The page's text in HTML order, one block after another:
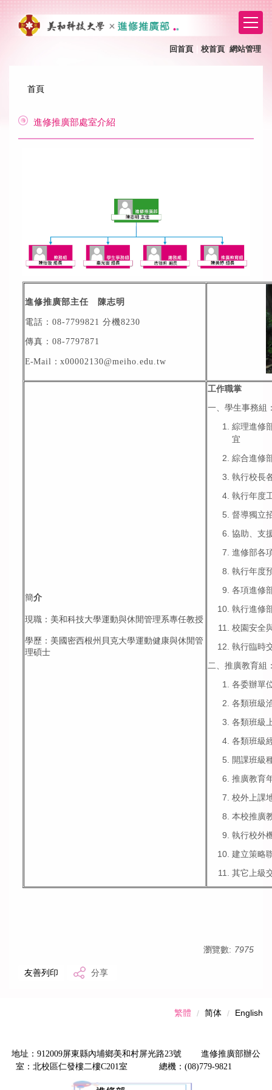
回首頁 校首頁 網站管理
首頁
進修推廣部處室介紹
進修推廣部主任 陳志明
電話： 08-7799821 分機8230
傳真： 08-7797871
E-Mail ： x00002130@meiho.edu.tw
簡介
現職：美和科技大學運動與休閒管理系專任教授
學歷： 美國密西根州貝克大學運動健康與休閒管
理碩士
工作職掌
一、學生事務組
綜理進修
宜
綜合進修
執行校長
執行年度
督導獨立
協助、支
進修部各
執行年度
各項進修
執行進修
校園安全
執行臨時
二、推廣教育組
各委辦單
各類班級
各類班級
各類班級
開課班級
推廣教育
校外上課
本校推廣
執行校外
建立策略
其它上級
瀏覽數: 7975
友善列印 分享
繁體 简体 English
地址：912009屏東縣內埔鄉美和村屏光路23號 進修推廣部辦公
室：北校區仁發樓二樓C201室 總機：(08)779-9821